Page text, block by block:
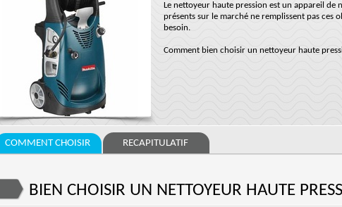
Le nettoyeur haute pression est un appareil de
présents sur le marché ne remplissent pas ces
besoin.
Comment bien choisir un nettoyeur haute
COMMENT CHOISIR RECAPITULATIF
BIEN CHOISIR UN NETTOYEUR HAUTE